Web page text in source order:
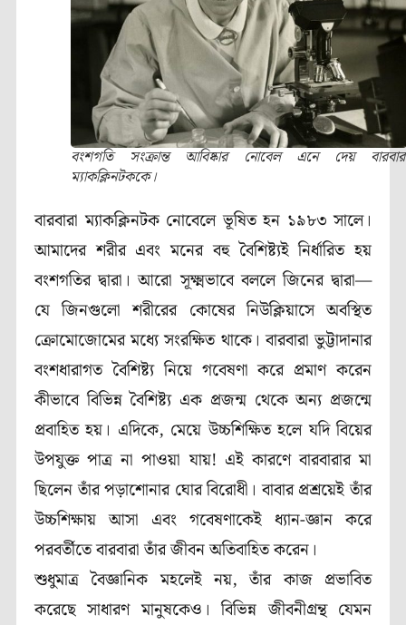
বংশগতি সংক্রান্ত আবিষ্কার নোবেল এনে দেয়
ম্যাকক্লিনটককে।
বারবারা ম্যাকক্লিনটক নোবেলে ভূষিত হন ১৯৮৩সালে।
আমাদের শরীর এবং মনের বহু বৈশিষ্ট্যই নির্ধারিত হয়
বংশগতির দ্বারা। আরো সূক্ষ্মভাবে বললে জিনের দ্বারা—
যে জিনগুলো শরীরের কোষের নিউক্লিয়াসে অবস্থিত
ক্রোমোজোমের মধ্যে সংরক্ষিত থাকে।বারবারাভুট্টাদানার
বংশধারাগত বৈশিষ্ট্য নিয়ে গবেষণা করে প্রমাণ করেন
কীভাবে বিভিন্ন বৈশিষ্ট্য এক প্রজন্ম থেকে অন্য প্রজন্মে
প্রবাহিত হয়। এদিকে, মেয়ে উচ্চশিক্ষিত হলে যদি বিয়ের
উপযুক্ত পাত্র না পাওয়া যায়! এই কারণে বারবারার মা
ছিলেনতাঁর পড়াশোনার ঘোরবিরোধী। বাবার প্রশ্রয়েই তাঁর
উচ্চশিক্ষায় আসা এবং গবেষণাকেই ধ্যান-জ্ঞান করে
পরবর্তীতে বারবারাতাঁর জীবন অতিবাহিত করেন।
শুধুমাত্র বৈজ্ঞানিক মহলেই নয়, তাঁর কাজ প্রভাবিত
করেছে সাধারণ মানুষকেও। বিভিন্ন জীবনীগ্রন্থ যেমন